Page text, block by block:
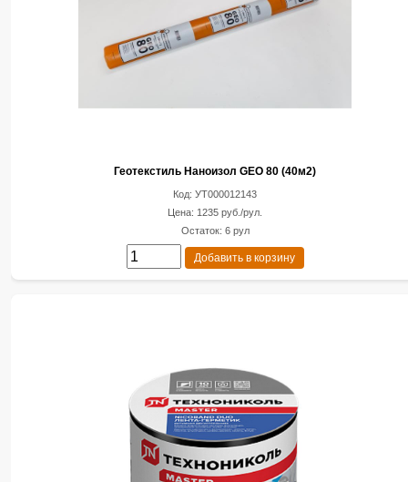
Геотекстиль Наноизол GEO 80 (40м2)
Код: УТ000012143
Цена: 1235 руб./рул.
Остаток: 6 рул
Добавить в корзину